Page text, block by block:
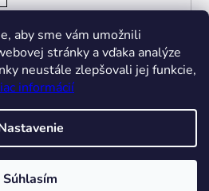
aby sme vám umožnili
stránky a vďaka analýze
neustále zlepšovali jej funkcie,
informácií
Súhlasím
Shoptet